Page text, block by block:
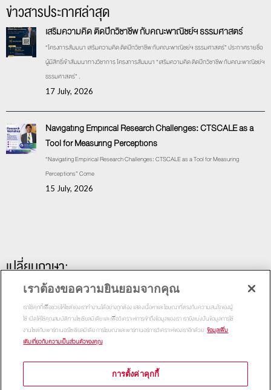
ข่าวสารประกาศล่าสุด
เสริมความคิด ติดปีกวิชาชีพ กับคณะพาณิชย์ฯ ธรรมศาสตร์
“โครงการสัมมนา เสริมความคิด ติดปีกวิชาชีพ กับคณะพาณิชย์ฯ ธรรมศาสตร์” ประกาศรายชื่อ
ผู้มีสิทธิ์เข้าสัมมนาทางวิชาการ โครงการสัมมนา “เสริมความคิด ติดปีกวิชาชีพ กับคณะพาณิชย์ฯ
ธรรมศาสตร์” .
17 July, 2026
Navigating Empirical Research Challenges: CTSCALE as a
Tool for Measuring Perceptions
“Navigating Empirical Research Challenges: CTSCALE as a Tool for Measuring
Perceptions” Come
15 July, 2026
เปลี่ยนภาษา:
เราต้องขอความยินยอมจากคุณ
เราใช้คุกกี้เพื่อช่วยให้ไซต์ของเราทำงานได้อย่างถูกต้อง แสดงเนื้อหาและโฆษณาที่ตรงกับความสนใจของผู้
ใช้ เปิดให้ใช้คุณสมบัติทางโซเชียลมีเดีย และเพื่อวิเคราะห์การเข้าถึงข้อมูลของเรา เรายังแบ่งปันข้อมูลการใช้
งานไซต์กับพาร์ทเนอร์โซเชียลมีเดีย การโฆษณาและพาร์ทเนอร์การวิเคราะห์ของเราอีกด้วย ข้อมูลเพิ่ม
เติมเกี่ยวกับความเป็นส่วนตัวของคุณ
การตั้งค่าคุกกี้